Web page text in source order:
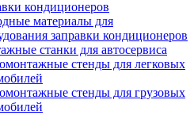
кондиционеров
материалы для
заправки кондиционеров
станки для автосервиса
стенды для легковых
стенды для грузовых